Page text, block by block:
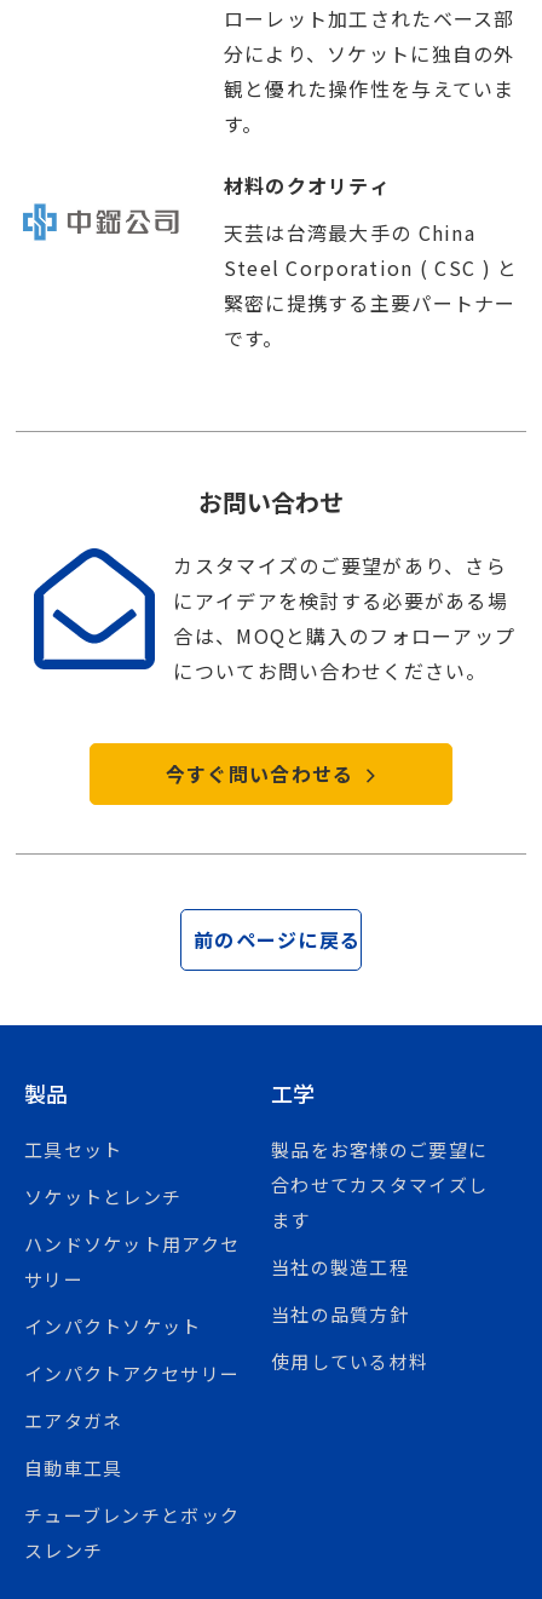
ローレット加工されたベース部
分により、ソケットに独自の外
観と優れた操作性を与えていま
す。
材料のクオリティ
天芸は台湾最大手の China
Steel Corporation ( CSC ) と
緊密に提携する主要パートナー
です。
お問い合わせ
カスタマイズのご要望があり、さら
にアイデアを検討する必要がある場
合は、MOQと購入のフォローアップ
についてお問い合わせください。
今すぐ問い合わせる
前のページに戻る
製品
工具セット
ソケットとレンチ
ハンドソケット用アクセ
サリー
インパクトソケット
インパクトアクセサリー
エアタガネ
自動車工具
チューブレンチとボック
スレンチ
工学
製品をお客様のご要望に
合わせてカスタマイズし
ます
当社の製造工程
当社の品質方針
使用している材料